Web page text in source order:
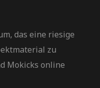
das eine riesige
zu
Mokicks online